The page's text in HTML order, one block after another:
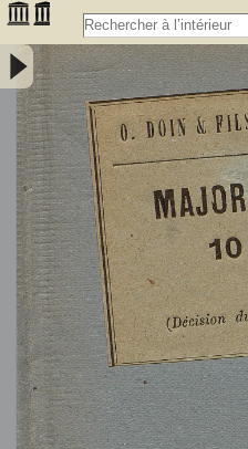
L'Astronomie, observations,
Marcel Moye,... - Moye, Marcel